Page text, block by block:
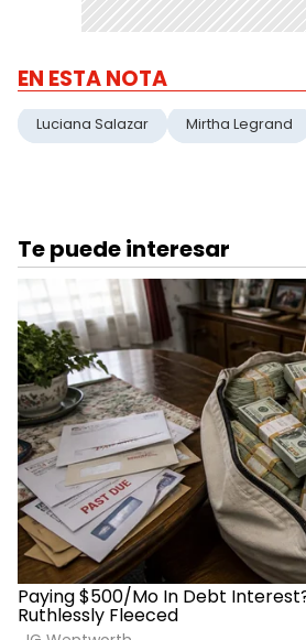
EN ESTA NOTA
Luciana Salazar Mirtha Legrand